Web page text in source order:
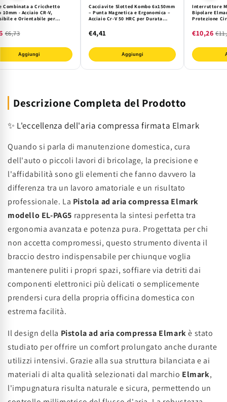
Combinata a Cricchetto
10mm - Acciaio CR-V,
e Orientabile per
€6,73
Aggiungi
Cacciavite Slotted Kombo 6x150mm
– Punta Magnetica e Ergonomica –
Acciaio Cr-V 50 HRC per Durata
€4,41
Aggiungi
Interruttore
Bipolare
Protezione
Ideale per
Industriali
€10,26
Descrizione Completa del Prodotto
✨ L'eccellenza dell'aria compressa firmata Elmark
Quando si parla di manutenzione domestica, cura
dell'auto o piccoli lavori di bricolage, la precisione e
l'affidabilità sono gli elementi che fanno davvero la
differenza tra un lavoro amatoriale e un risultato
professionale. La Pistola ad aria compressa Elmark
modello EL-PAG5 rappresenta la sintesi perfetta tra
ergonomia avanzata e potenza pura. Progettata per chi
non accetta compromessi, questo strumento diventa il
braccio destro indispensabile per chiunque voglia
mantenere puliti i propri spazi, soffiare via detriti dai
componenti elettronici più delicati o semplicemente
prendersi cura della propria officina domestica con
estrema facilità.
Il design della Pistola ad aria compressa Elmarkè stato
studiato per offrire un comfort prolungato anche durante
utilizzi intensivi. Grazie alla sua struttura bilanciata e ai
materiali di alta qualità selezionati dal marchio Elmark,
l'impugnatura risulta naturale e sicura, permettendo un